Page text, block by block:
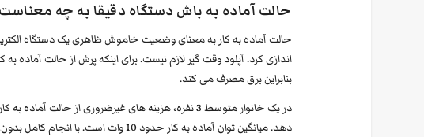
حالت آماده به باش دستگاه دقیقا به چه
حالت آماده به کار به معنای وضعیت خاموش ظاهری یک دستگاه
اندازی کرد. آپلود وقت گیر لازم نیست. برای اینکه پرش از حالت آماده
بنابراین برق مصرف می کند.
در یک خانوار متوسط ​​3 نفره، هزینه های غیرضروری